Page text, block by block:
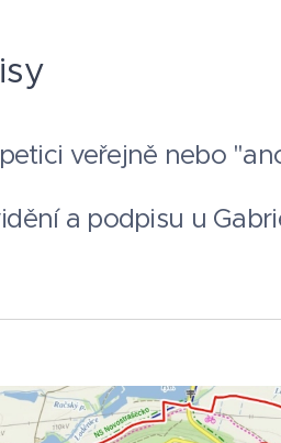
veřejně nebo
a podpisu u